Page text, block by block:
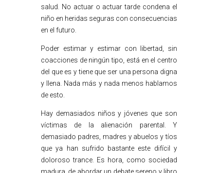
salud. No actuar o actuar tarde condena el
niño en heridas seguras con consecuencias
en el futuro.
Poder estimar y estimar con libertad, sin
coacciones de ningún tipo, está en el centro
del que es y tiene que ser una persona digna
y llena. Nada más y nada menos hablamos
de esto.
Hay demasiados niños y jóvenes que son
víctimas de la alienación parental. Y
demasiado padres, madres y abuelos y tíos
que ya han sufrido bastante este difícil y
doloroso trance. Es hora, como sociedad